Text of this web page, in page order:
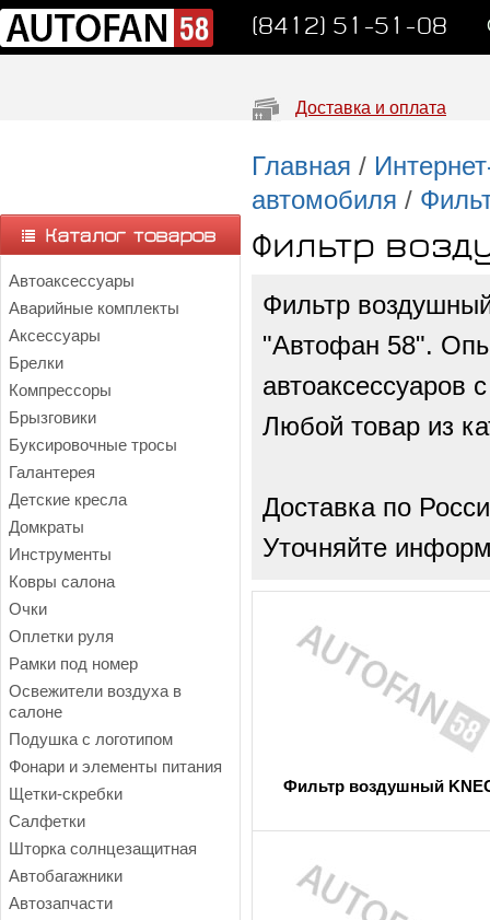
(8412) 51-51-08
Доставка и оплата
Автоаксессуары
Аварийные комплекты
Аксессуары
Брелки
Компрессоры
Брызговики
Буксировочные тросы
Галантерея
Детские кресла
Домкраты
Инструменты
Ковры салона
Очки
Оплетки руля
Рамки под номер
Освежители воздуха в
салоне
Подушка с логотипом
Фонари и элементы питания
Щетки-скребки
Салфетки
Шторка солнцезащитная
Автобагажники
Автозапчасти
Главная /
автомобиля /
Фильтр
Фильтр
"Автофан 58".
автоаксессуаров
Любой товар из
Доставка по
Уточняйте
Фильтр воздушный